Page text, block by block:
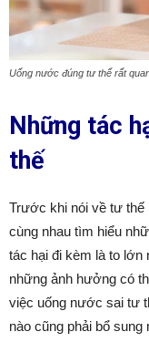
Uống nước đúng tư thế rất
Những tác
thế
Trước khi nói về tư thế
cùng nhau tìm hiểu
tác hại đi kèm là to lớn
những ảnh hưởng có
việc uống nước sai tư
nào cũng phải bổ